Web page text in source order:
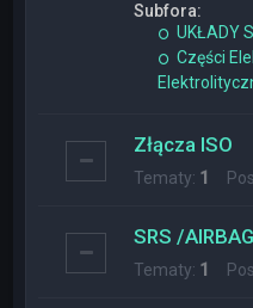
Subfora:
UKŁADY
Części
Złącza ISO
Tematy: 1
SRS /
Tematy: 1